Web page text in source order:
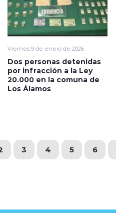
Viernes 9 de enero de 2026
Dos personas detenidas
por infracción a la Ley
20.000 en la comuna de
Los Álamos
3 4 5 6